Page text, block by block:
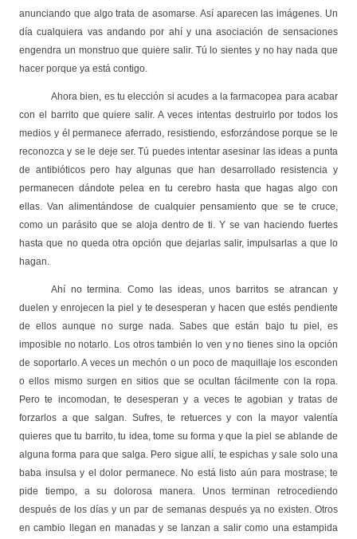
anunciando que algo trata de asomarse. Así aparecen las imágenes. Un
día cualquiera vas andando por ahí y una asociación de sensaciones
engendra un monstruo que quiere salir. Tú lo sientes y no hay nada que
hacer porque ya está contigo.
Ahora bien, es tu elección si acudes a la farmacopea para acabar
con el barrito que quiere salir. A veces intentas destruirlo por todos los
medios y él permanece aferrado, resistiendo, esforzándose porque se le
reconozca y se le deje ser. Tú puedes intentar asesinar las ideas a punta
de antibióticos pero hay algunas que han desarrollado resistencia y
permanecen dándote pelea en tu cerebro hasta que hagas algo con
ellas. Van alimentándose de cualquier pensamiento que se te cruce,
como un parásito que se aloja dentro de ti. Y se van haciendo fuertes
hasta que no queda otra opción que dejarlas salir, impulsarlas a que lo
hagan.
Ahí no termina. Como las ideas, unos barritos se atrancan y
duelen y enrojecen la piel y te desesperan y hacen que estés pendiente
de ellos aunque no surge nada. Sabes que están bajo tu piel, es
imposible no notarlo. Los otros también lo ven y no tienes sino la opción
de soportarlo. A veces un mechón o un poco de maquillaje los esconden
o ellos mismo surgen en sitios que se ocultan fácilmente con la ropa.
Pero te incomodan, te desesperan y a veces te agobian y tratas de
forzarlos a que salgan. Sufres, te retuerces y con la mayor valentía
quieres que tu barrito, tu idea, tome su forma y que la piel se ablande de
alguna forma para que salga. Pero sigue allí, te espichas y sale solo una
baba insulsa y el dolor permanece. No está listo aún para mostrase; te
pide tiempo, a su dolorosa manera. Unos terminan retrocediendo
después de los días y un par de semanas después ya no existen. Otros
en cambio llegan en manadas y se lanzan a salir como una estampida